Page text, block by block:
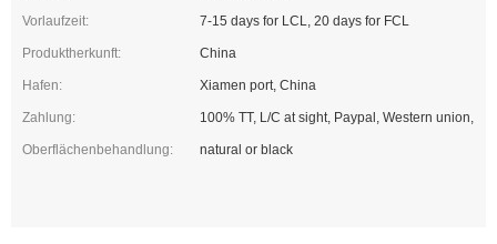
Vorlaufzeit: 7-15 days for LCL, 20 days for FCL
Produktherkunft: China
Hafen: Xiamen port, China
Zahlung: 100% TT, L/C at sight, Paypal, Western union,
Oberflächenbehandlung: natural or black